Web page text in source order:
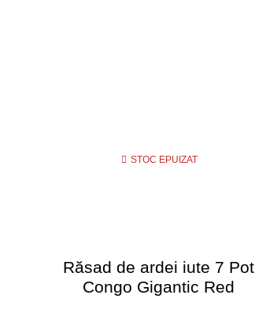
STOC EPUIZAT
Răsad de ardei iute 7 Pot
Congo Gigantic Red